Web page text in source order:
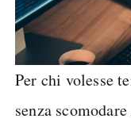
Per chi volesse
senza